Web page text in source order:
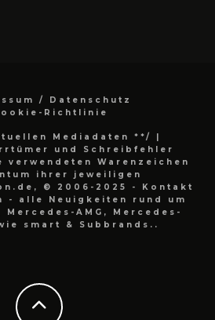
/ Datenschutz
Richtlinie
Mediadaten **/
|
und Schreibfehler
Warenzeichen
ihrer jeweiligen
© 2006-2025 - Kontakt
- alle Neuigkeiten rund um
Mercedes-AMG, Mercedes-
smart & Subbrands..